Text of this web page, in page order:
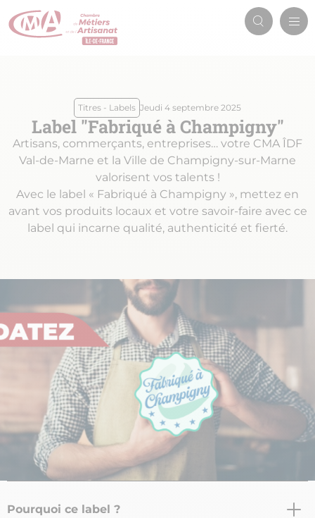
Aller
au
Titres - Labels Jeudi 4 septembre 2025
Label "Fabriqué à Champigny"
Artisans, commerçants, entreprises… votre CMA ÎDF
Val-de-Marne et la Ville de Champigny-sur-Marne
valorisent vos talents !
Avec le label « Fabriqué à Champigny », mettez en
avant vos produits locaux et votre savoir-faire avec ce
label qui incarne qualité, authenticité et fierté.
Pourquoi ce label ?